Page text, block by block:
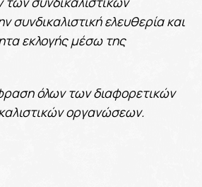
ελευθερία και
εκλογής μέσω της
όλων των διαφορετικών
οργανώσεων.